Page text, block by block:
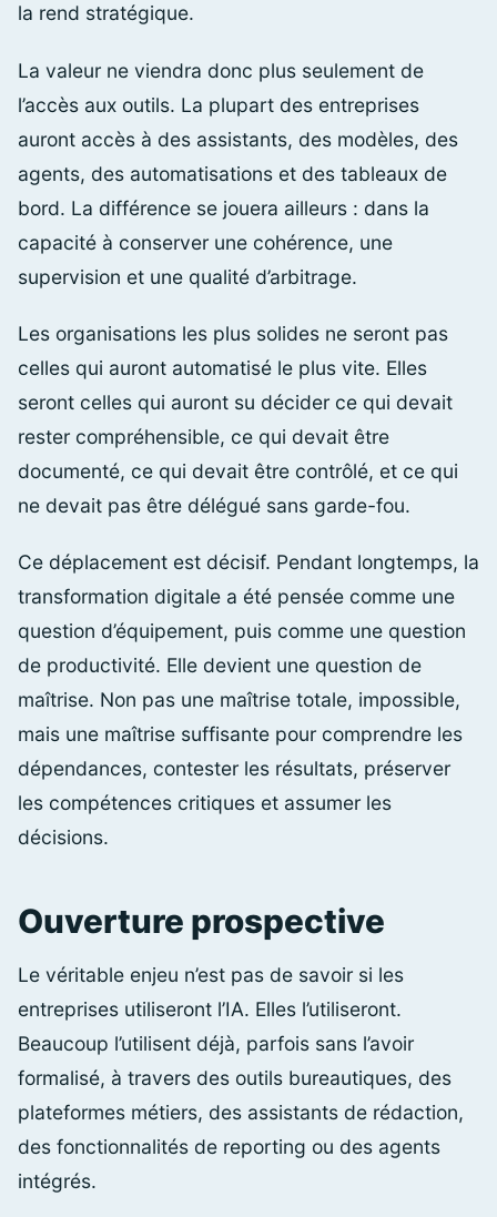
la rend stratégique.
La valeur ne viendra donc plus seulement de
l’accès aux outils. La plupart des entreprises
auront accès à des assistants, des modèles, des
agents, des automatisations et des tableaux de
bord. La différence se jouera ailleurs : dans la
capacité à conserver une cohérence, une
supervision et une qualité d’arbitrage.
Les organisations les plus solides ne seront pas
celles qui auront automatisé le plus vite. Elles
seront celles qui auront su décider ce qui devait
rester compréhensible, ce qui devait être
documenté, ce qui devait être contrôlé, et ce qui
ne devait pas être délégué sans garde-fou.
Ce déplacement est décisif. Pendant longtemps, la
transformation digitale a été pensée comme une
question d’équipement, puis comme une question
de productivité. Elle devient une question de
maîtrise. Non pas une maîtrise totale, impossible,
mais une maîtrise suffisante pour comprendre les
dépendances, contester les résultats, préserver
les compétences critiques et assumer les
décisions.
Ouverture prospective
Le véritable enjeu n’est pas de savoir si les
entreprises utiliseront l’IA. Elles l’utiliseront.
Beaucoup l’utilisent déjà, parfois sans l’avoir
formalisé, à travers des outils bureautiques, des
plateformes métiers, des assistants de rédaction,
des fonctionnalités de reporting ou des agents
intégrés.